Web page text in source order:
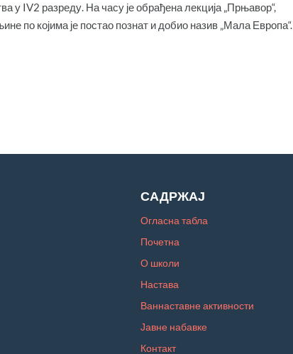
у IV2 разреду. На часу је обрађена лекција „Прњавор“,
по којима је постао познат и добио назив „Мала Европа“.
САДРЖАЈ
Огласна табла
Почетна
О школи
Настава
Ваннаставне активности
Јавне набавке
Контакт